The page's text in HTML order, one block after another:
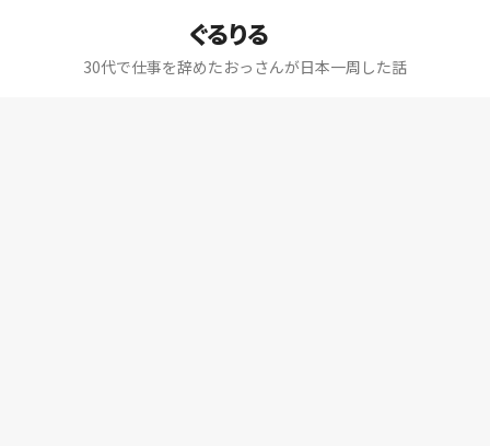
ぐるりる
30代で仕事を辞めたおっさんが日本一周した話